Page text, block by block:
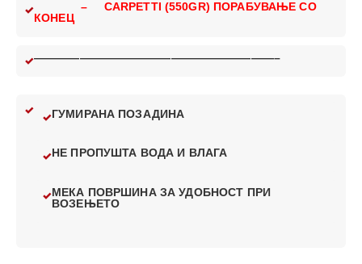
– CARPETTI (550GR) ПОРАБУВАЊЕ СО
КОНЕЦ
—————————————————————–
ГУМИРАНА ПОЗАДИНА
НЕ ПРОПУШТА ВОДА И ВЛАГА
МЕКА ПОВРШИНА ЗА УДОБНОСТ ПРИ
ВОЗЕЊЕТО